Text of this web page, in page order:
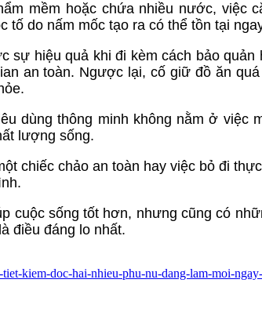
mềm hoặc chứa nhiều nước, việc
tố do nấm mốc tạo ra có thể tồn tại
sự hiệu quả khi đi kèm cách bảo
an toàn. Ngược lại, cố giữ đồ ăn
dùng thông minh không nằm ở
lượng sống.
chiếc chảo an toàn hay việc bỏ đi
cuộc sống tốt hơn, nhưng cũng có
điều đáng lo nhất.
kiem-doc-hai-nhieu-phu-nu-dang-lam-moi-